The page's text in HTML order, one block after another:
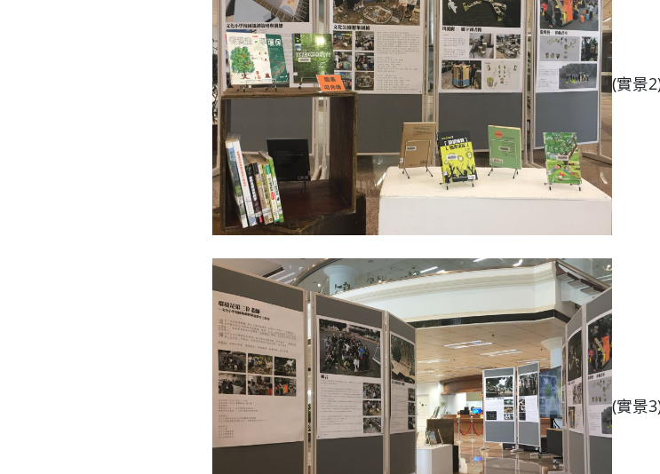
(實景
(實景